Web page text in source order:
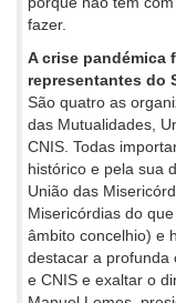
fazer.
A crise pandémica
representantes do
São quatro as
das Mutualidades,
CNIS. Todas
histórico e pela sua
União das
Misericórdias do
âmbito concelhio) e
destacar a profunda
e CNIS e exaltar o